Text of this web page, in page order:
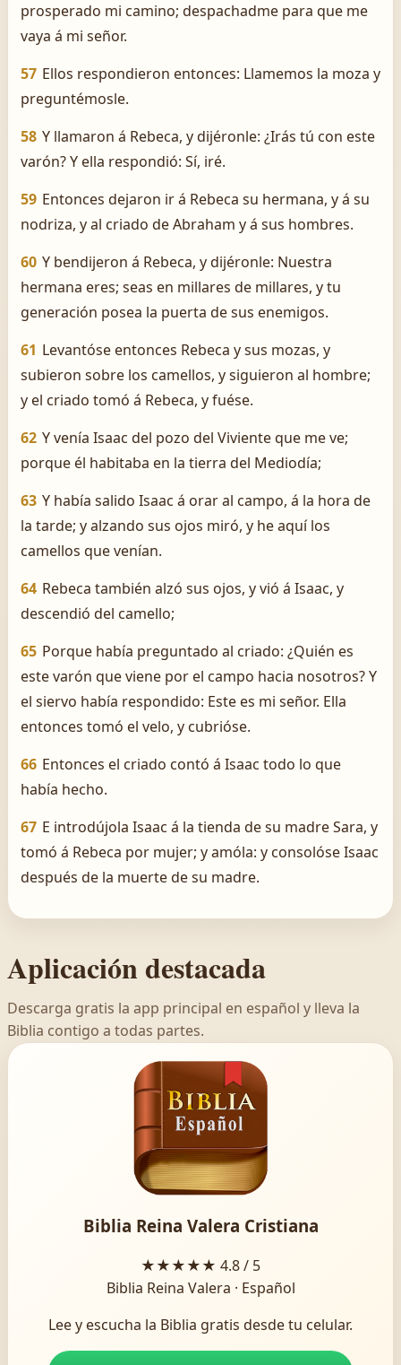
prosperado mi camino; despachadme para que me
vaya á mi señor.
57 Ellos respondieron entonces: Llamemos la moza y
preguntémosle.
58 Y llamaron á Rebeca, y dijéronle: ¿Irás tú con este
varón? Y ella respondió: Sí, iré.
59 Entonces dejaron ir á Rebeca su hermana, y á su
nodriza, y al criado de Abraham y á sus hombres.
60 Y bendijeron á Rebeca, y dijéronle: Nuestra
hermana eres; seas en millares de millares, y tu
generación posea la puerta de sus enemigos.
61 Levantóse entonces Rebeca y sus mozas, y
subieron sobre los camellos, y siguieron al hombre;
y el criado tomó á Rebeca, y fuése.
62 Y venía Isaac del pozo del Viviente que me ve;
porque él habitaba en la tierra del Mediodía;
63 Y había salido Isaac á orar al campo, á la hora de
la tarde; y alzando sus ojos miró, y he aquí los
camellos que venían.
64 Rebeca también alzó sus ojos, y vió á Isaac, y
descendió del camello;
65 Porque había preguntado al criado: ¿Quién es
este varón que viene por el campo hacia nosotros? Y
el siervo había respondido: Este es mi señor. Ella
entonces tomó el velo, y cubrióse.
66 Entonces el criado contó á Isaac todo lo que
había hecho.
67 E introdújola Isaac á la tienda de su madre Sara, y
tomó á Rebeca por mujer; y amóla: y consolóse Isaac
después de la muerte de su madre.
Aplicación destacada
Descarga gratis la app principal en español y lleva la
Biblia contigo a todas partes.
Biblia Reina Valera Cristiana
★★★★★ 4.8 / 5
Biblia Reina Valera · Español
Lee y escucha la Biblia gratis desde tu celular.